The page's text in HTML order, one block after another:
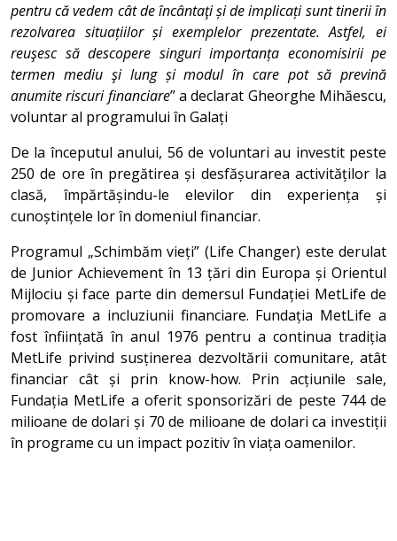
pentru că vedem cât de încântaţi și de implicați sunt tinerii în
rezolvarea situațiilor și exemplelor prezentate. Astfel, ei
reuşesc să descopere singuri importanța economisirii pe
termen mediu şi lung și modul în care pot să prevină
anumite riscuri financiare” a declarat Gheorghe Mihăescu,
voluntar al programului în Galați
De la începutul anului, 56 de voluntari au investit peste
250 de ore în pregătirea și desfășurarea activităților la
clasă, împărtășindu-le elevilor din experiența și
cunoștințele lor în domeniul financiar.
Programul „Schimbăm vieți” (Life Changer) este derulat
de Junior Achievement în 13 țări din Europa și Orientul
Mijlociu și face parte din demersul Fundației MetLife de
promovare a incluziunii financiare. Fundația MetLife a
fost înființată în anul 1976 pentru a continua tradiția
MetLife privind susținerea dezvoltării comunitare, atât
financiar cât și prin know-how. Prin acțiunile sale,
Fundația MetLife a oferit sponsorizări de peste 744 de
milioane de dolari și 70 de milioane de dolari ca investiții
în programe cu un impact pozitiv în viața oamenilor.